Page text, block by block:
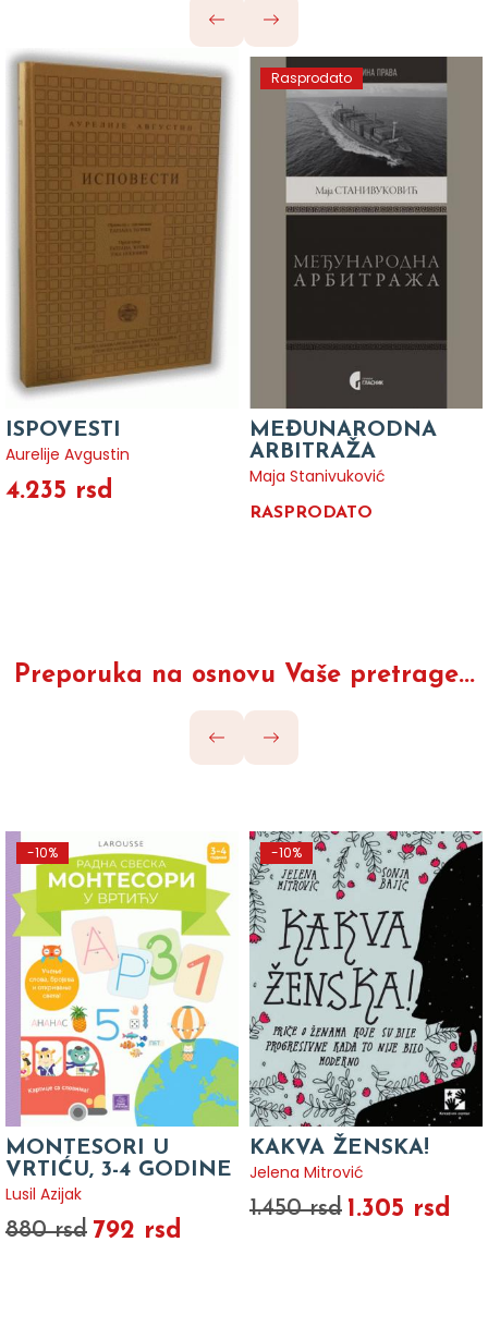
ISPOVESTI
Aurelije Avgustin
4.235 rsd
Rasprodato
MEĐUNARODNA
ARBITRAŽA
Maja Stanivuković
RASPRODATO
Preporuka na osnovu Vaše pretrage...
-10%
MONTESORI U
VRTIĆU, 3-4 GODINE
Lusil Azijak
880 rsd 792 rsd
-10%
KAKVA ŽENSKA!
Jelena Mitrović
1.450 rsd 1.305 rsd